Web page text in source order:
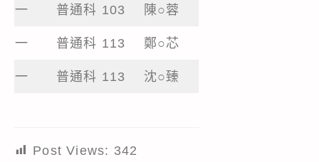
一 普通科 103 陳○蓉
一 普通科 113 鄭○芯
一 普通科 113 沈○臻
Post Views: 342